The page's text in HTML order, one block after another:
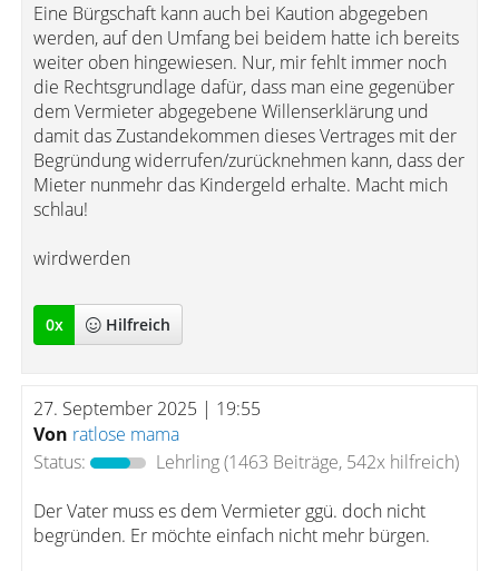
Eine Bürgschaft kann auch bei Kaution abgegeben
werden, auf den Umfang bei beidem hatte ich bereits
weiter oben hingewiesen. Nur, mir fehlt immer noch
die Rechtsgrundlage dafür, dass man eine gegenüber
dem Vermieter abgegebene Willenserklärung und
damit das Zustandekommen dieses Vertrages mit der
Begründung widerrufen/zurücknehmen kann, dass der
Mieter nunmehr das Kindergeld erhalte. Macht mich
schlau!
wirdwerden
0x Hilfreich
27. September 2025 | 19:55
Von ratlose mama
Status:
Lehrling(1463 Beiträge, 542x hilfreich)
Der Vater muss es dem Vermieter ggü. doch nicht
begründen. Er möchte einfach nicht mehr bürgen.